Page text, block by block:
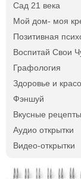
Сад 21 века
Мой дом- моя
Позитивная
Воспитай Свои
Графология
Здоровье и
Фэншуй
Вкусные рецепты
Аудио открытки
Видео-открытки